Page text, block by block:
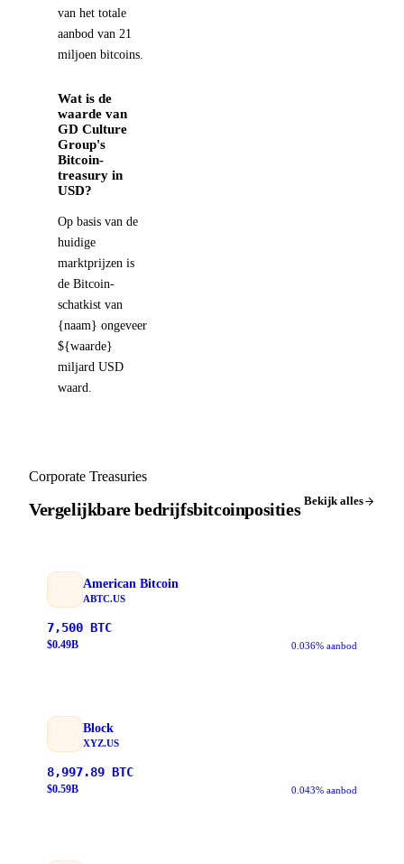
van het totale
aanbod van 21
miljoen bitcoins.
Wat is de
waarde van
GD Culture
Group's
Bitcoin-
treasury in
USD?
Op basis van de
huidige
marktprijzen is
de Bitcoin-
schatkist van
{naam} ongeveer
${waarde}
miljard USD
waard.
Corporate Treasuries
Vergelijkbare bedrijfsbitcoinposities Bekijk alles
American Bitcoin
ABTC.US
7,500 BTC
$0.49B 0.036% aanbod
Block
XYZ.US
8,997.89 BTC
$0.59B 0.043% aanbod